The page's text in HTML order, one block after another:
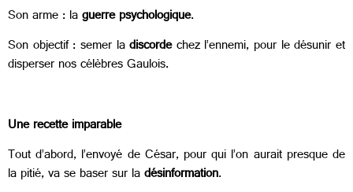
Son arme : laguerre psychologique.
Son objectif : semer ladiscordechez l’ennemi, pour le désunir et
disperser nos célèbres Gaulois.
Une recette imparable
Tout d’abord, l’envoyé de César, pour qui l’on aurait presque de
la pitié, va se baser sur ladésinformation.